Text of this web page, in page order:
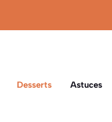
Desserts Astuces